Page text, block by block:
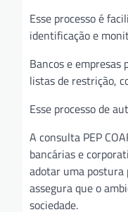
Esse processo é
identificação e
Bancos e
listas de restrição,
Esse processo de
A consulta PEP
bancárias e
adotar uma postura
assegura que o
sociedade.